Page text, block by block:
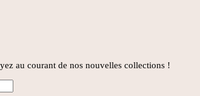
au courant de nos nouvelles collections !